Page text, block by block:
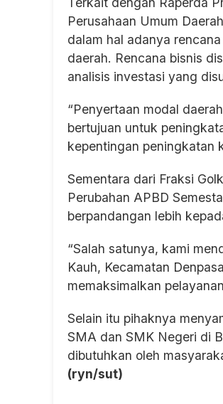
Perusahaan Umum
dalam hal adanya
daerah. Rencana bisnis
analisis investasi yang
“Penyertaan modal
bertujuan untuk
kepentingan peningkatan
Sementara dari Fraksi
Perubahan APBD
berpandangan lebih
“Salah satunya, kami
Kauh, Kecamatan
memaksimalkan
Selain itu pihaknya
SMA dan SMK Negeri di
dibutuhkan oleh
(ryn/sut)